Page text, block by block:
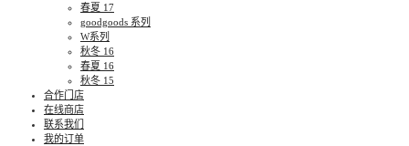
春夏 17
goodgoods 系列
W系列
秋冬 16
春夏 16
秋冬 15
合作门店
在线商店
联系我们
我的订单